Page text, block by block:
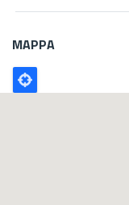
MAPPA
Poligono
GEO